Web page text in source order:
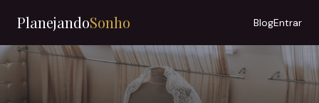
PlanejandoSonho BlogEntrar